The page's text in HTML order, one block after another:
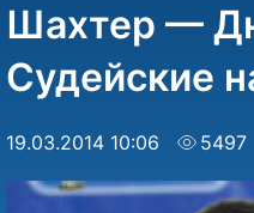
Шахтер —
Судейские
19.03.2014 10:06 5497